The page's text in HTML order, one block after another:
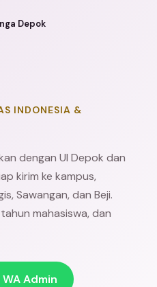
Depok
INDONESIA &
dengan UI Depok dan
kirim ke kampus,
Sawangan, dan Beji.
mahasiswa, dan
Admin